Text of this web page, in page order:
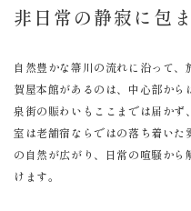
非日常の静寂に包
自然豊かな箒川の流れに沿って
賀屋本館があるのは、中心部か
泉街の賑わいもここまでは届か
室は老舗宿ならではの落ち着い
の自然が広がり、日常の喧騒か
けます。